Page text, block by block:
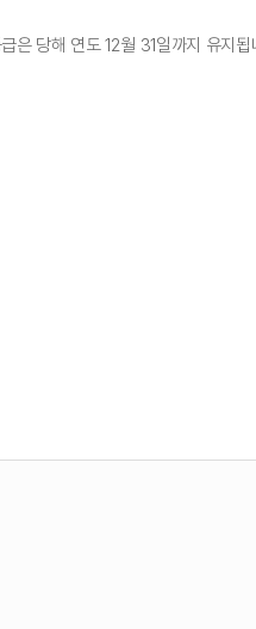
은 당해 연도 12월 31일까지 유지됩